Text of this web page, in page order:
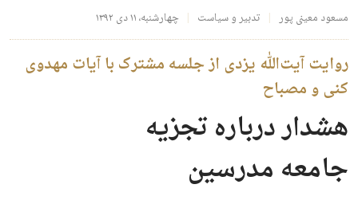
مسعود معینی پور تدبیر و سیاست چهارشنبه، ۱۱ دی ۱۳۹۲
روایت آیت‌الله یزدی از جلسه مشترک با آیات مهدوی
کنی و مصباح
هشدار درباره تجزیه
جامعه مدرسین